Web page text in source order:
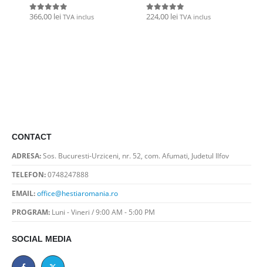
0out of 5
366,00 lei TVA inclus 0out of 5
224,00 lei TVA inclus
CONTACT
ADRESA:Sos. Bucuresti-Urziceni, nr. 52, com. Afumati, Judetul Ilfov
TELEFON:0748247888
EMAIL:office@hestiaromania.ro
PROGRAM: Luni - Vineri / 9:00 AM - 5:00 PM
SOCIAL MEDIA